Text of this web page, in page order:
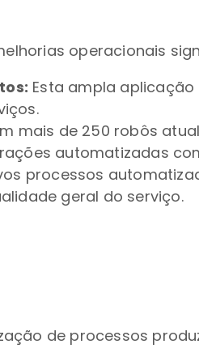
operacionais
Esta ampla
mais de 250 robôs
automatizadas
processos
geral do serviço.
de processos